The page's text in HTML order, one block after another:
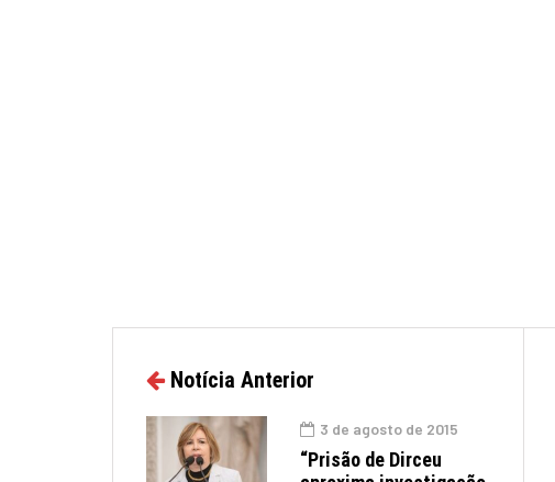
Notícia Anterior
3 de agosto de 2015
“Prisão de Dirceu